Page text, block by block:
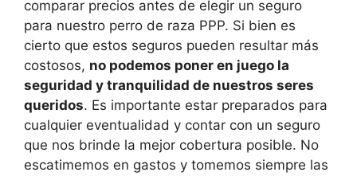
comparar precios antes de elegir un seguro
para nuestro perro de raza PPP. Si bien es
cierto que estos seguros pueden resultar más
costosos, no podemos poner en juego la
seguridad y tranquilidad de nuestros seres
queridos. Es importante estar preparados para
cualquier eventualidad y contar con un seguro
que nos brinde la mejor cobertura posible. No
escatimemos en gastos y tomemos siempre las